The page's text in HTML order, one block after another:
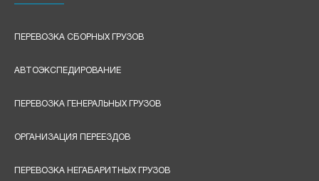
ПЕРЕВОЗКА СБОРНЫХ ГРУЗОВ
АВТОЭКСПЕДИРОВАНИЕ
ПЕРЕВОЗКА ГЕНЕРАЛЬНЫХ ГРУЗОВ
ОРГАНИЗАЦИЯ ПЕРЕЕЗДОВ
ПЕРЕВОЗКА НЕГАБАРИТНЫХ ГРУЗОВ